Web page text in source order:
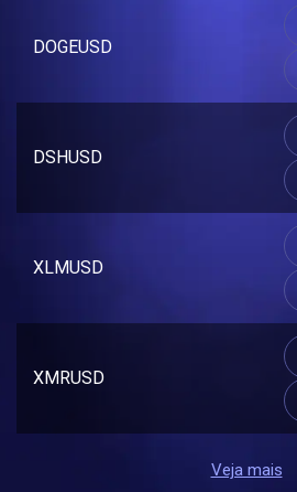
DOGEUSD
DSHUSD
XLMUSD
XMRUSD
Veja mais